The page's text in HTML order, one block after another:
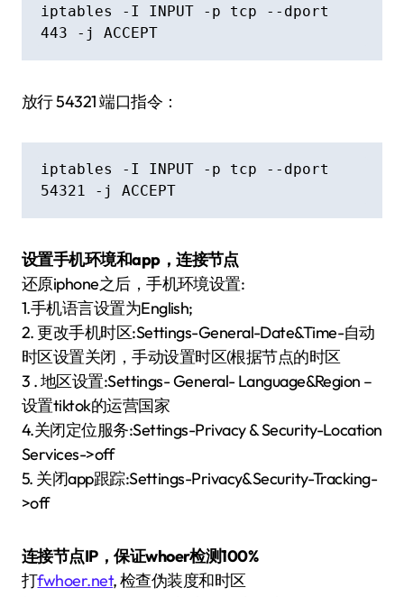
iptables -I INPUT -p tcp --dport
443 -j ACCEPT
放行 54321 端口指令：
iptables -I INPUT -p tcp --dport
54321 -j ACCEPT
设置手机环境和app，连接节点
还原iphone之后，手机环境设置:
1.手机语言设置为English;
2. 更改手机时区:Settings-General-Date&Time-自动
时区设置关闭，手动设置时区(根据节点的时区
3 . 地区设置:Settings- General- Language&Region –
设置tiktok的运营国家
4.关闭定位服务:Settings-Privacy & Security-Location
Services->off
5. 关闭app跟踪:Settings-Privacy&Security-Tracking-
>off
连接节点IP，保证whoer检测100%
打fwhoer.net, 检查伪装度和时区